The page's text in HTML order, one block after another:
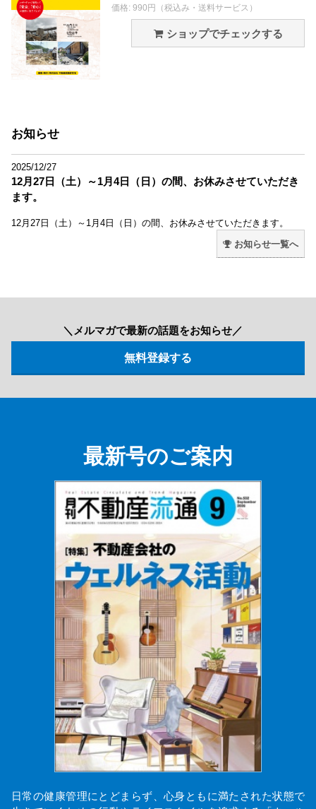
価格: 990円（税込み・送料サービス）
ショップでチェックする
お知らせ
2025/12/27
12月27日（土）～1月4日（日）の間、お休みさせていただき
ます。
12月27日（土）～1月4日（日）の間、お休みさせていただきます。
お知らせ一覧へ
＼メルマガで最新の話題をお知らせ／
最新号のご案内
日常の健康管理にとどまらず、心身ともに満たされた状態で